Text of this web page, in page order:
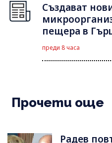
Създават
пещера в
преди 8 часа
Прочети още
Радев